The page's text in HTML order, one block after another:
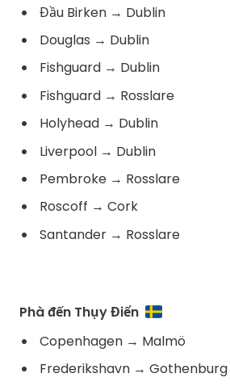
Đầu Birken → Dublin
Douglas → Dublin
Fishguard → Dublin
Fishguard → Rosslare
Holyhead → Dublin
Liverpool → Dublin
Pembroke → Rosslare
Roscoff → Cork
Santander → Rosslare
Phà đến Thụy Điển
Copenhagen → Malmö
Frederikshavn → Gothenburg